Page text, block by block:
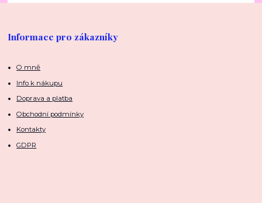
Informace pro zákazníky
O mně
Info k nákupu
Doprava a platba
Obchodní podmínky
Kontakty
GDPR